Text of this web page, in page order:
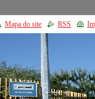
Mapa do site RSS